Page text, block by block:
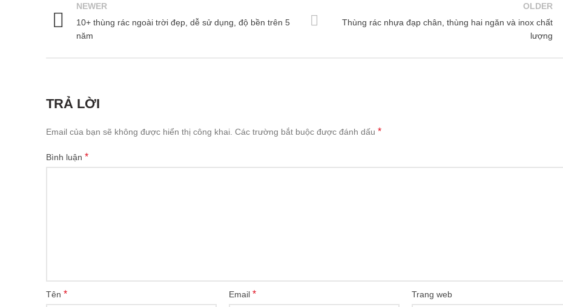
NEWER
10+ thùng rác ngoài trời đẹp, dễ sử dụng, độ bền trên 5
năm
OLDER
Thùng rác nhựa đạp chân, thùng hai ngăn và inox chất
lượng
TRẢ LỜI
Email của bạn sẽ không được hiển thị công khai. Các trường bắt buộc được đánh dấu *
Bình luận *
Tên * Email* Trang web